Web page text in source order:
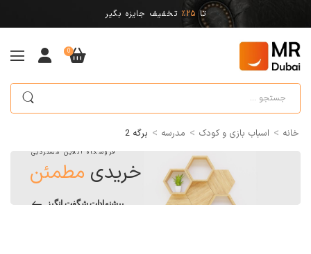
تا 25% تخفیف جایزه بگیر
0
خانه > اسباب بازی و کودک > مدرسه > برگه 2
فروشگاه آنلاین مستردبی
خریدی مطمئن
پیشنهادات شگفت انگیز